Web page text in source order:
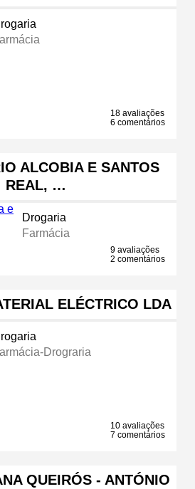
18 avaliações
6 comentários
ALCOBIA E SANTOS
REAL, …
Drogaria
Farmácia
9 avaliações
2 comentários
ELÉCTRICO LDA
Drograria
10 avaliações
7 comentários
QUEIRÓS - ANTÓNIO